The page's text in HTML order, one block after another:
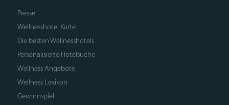
Presse
Wellnesshotel Karte
Die besten Wellnesshotels
Personalisierte Hotelsuche
Wellness Angebote
Wellness Lexikon
Gewinnspiel